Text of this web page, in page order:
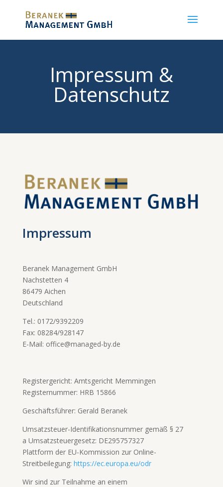
Impressum &
Datenschutz
Impressum
Beranek Management GmbH
Nachstetten 4
86479 Aichen
Deutschland
Tel.: 0172/9392209
Fax: 08284/928147
E-Mail: office@managed-by.de
Registergericht: Amtsgericht Memmingen
Registernummer: HRB 15866
Geschäftsführer: Gerald Beranek
Umsatzsteuer-Identifikationsnummer gemäß § 27
a Umsatzsteuergesetz: DE295757327
Plattform der EU-Kommission zur Online-
Streitbeilegung: https://ec.europa.eu/odr
Wir sind zur Teilnahme an einem